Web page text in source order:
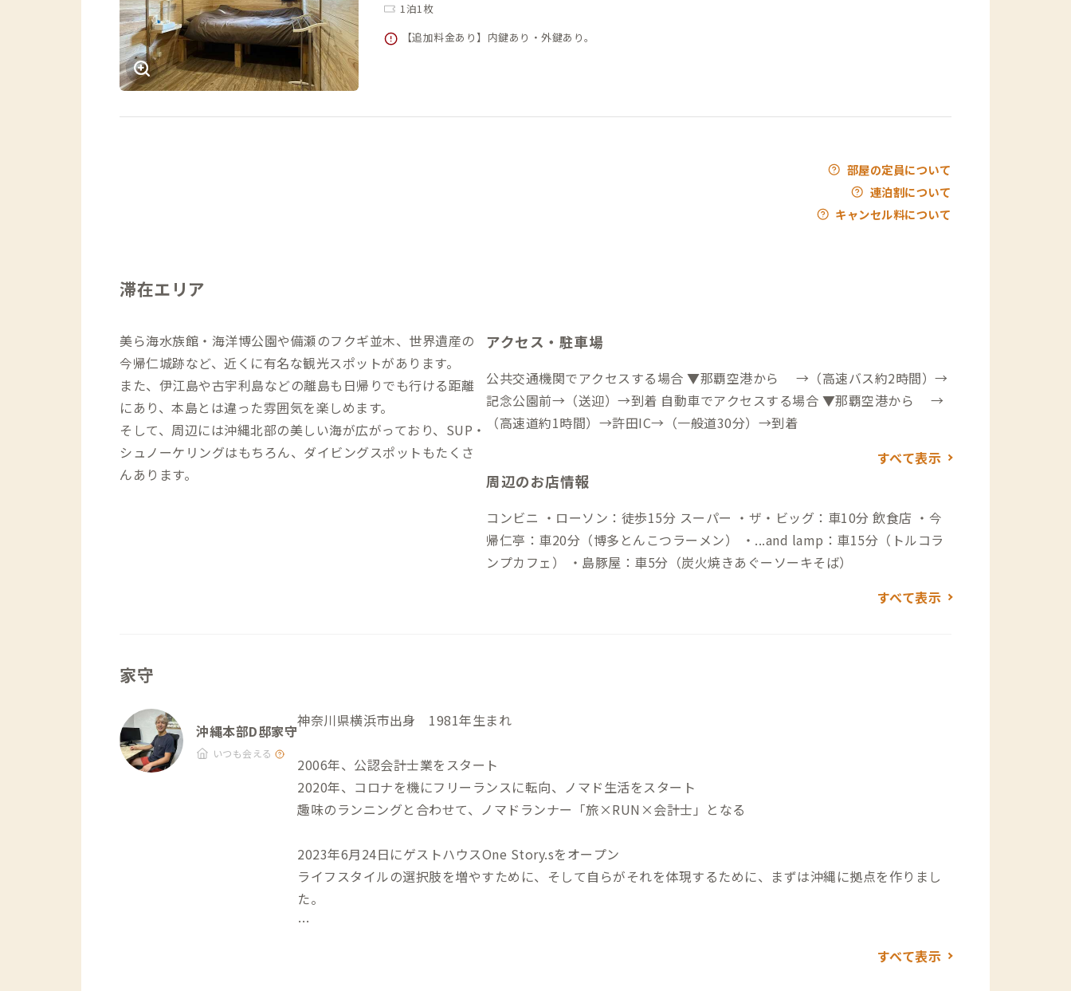
1泊1枚
【追加料金あり】内鍵あり・外鍵あり。
部屋の定員について
連泊割について
キャンセル料について
滞在エリア
美ら海水族館・海洋博公園や備瀬のフクギ並木、世界遺産の
今帰仁城跡など、近くに有名な観光スポットがあります。
また、伊江島や古宇利島などの離島も日帰りでも行ける距離
にあり、本島とは違った雰囲気を楽しめます。
そして、周辺には沖縄北部の美しい海が広がっており、SUP・
シュノーケリングはもちろん、ダイビングスポットもたくさ
んあります。
アクセス・駐車場
公共交通機関でアクセスする場合 ▼那覇空港から →（高速バス約2時間）→
記念公園前→（送迎）→到着 自動車でアクセスする場合 ▼那覇空港から →
（高速道約1時間）→許田IC→（一般道30分）→到着
すべて表示
周辺のお店情報
コンビニ ・ローソン：徒歩15分 スーパー ・ザ・ビッグ：車10分 飲食店 ・今
帰仁亭：車20分（博多とんこつラーメン） ・...and lamp：車15分（トルコラ
ンプカフェ） ・島豚屋：車5分（炭火焼きあぐーソーキそば）
すべて表示
家守
沖縄本部D邸家守
いつも会える
神奈川県横浜市出身 1981年生まれ
2006年、公認会計士業をスタート
2020年、コロナを機にフリーランスに転向、ノマド生活をスタート
趣味のランニングと合わせて、ノマドランナー「旅×RUN×会計士」となる
2023年6月24日にゲストハウスOne Story.sをオープン
ライフスタイルの選択肢を増やすために、そして自らがそれを体現するために、まずは沖縄に拠点を作りまし
た。
すべて表示